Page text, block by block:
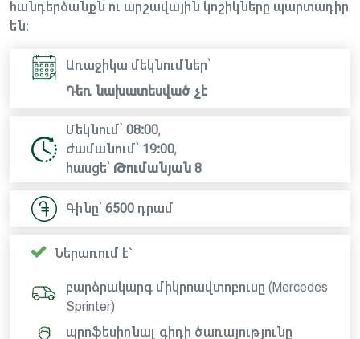
հանդերձանքն ու արշավային կոշիկները պարտադիր
են։
Առաջիկա մեկնումներ՝
Դեռ նախատեսված չէ
Մեկնում՝ 08:00,
ժամանում՝ 19:00,
հասցե՝ Թումանյան 8
Գինը՝ 6500 դրամ
Ներառում է`
բարձրակարգ միկրոավտոբուսը (Mercedes
Sprinter)
պրոֆեսիոնալ գիդի ծառայությունը